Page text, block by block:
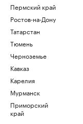
Пермский край
Ростов-на-Дону
Татарстан
Тюмень
Черноземье
Кавказ
Карелия
Мурманск
Приморский
край